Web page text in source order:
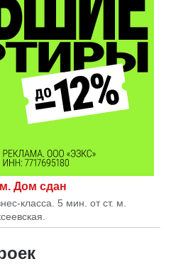
Дом сдан
класса. 5 мин. от ст. м.